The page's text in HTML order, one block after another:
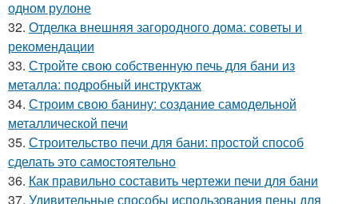
одном рулоне
32. Отделка внешняя загородного дома: советы и
рекомендации
33. Стройте свою собственную печь для бани из
металла: подробный инструктаж
34. Строим свою банину: создание самодельной
металлической печи
35. Строительство печи для бани: простой способ
сделать это самостоятельно
36. Как правильно составить чертежи печи для бани
37. Удивительные способы использования пены для